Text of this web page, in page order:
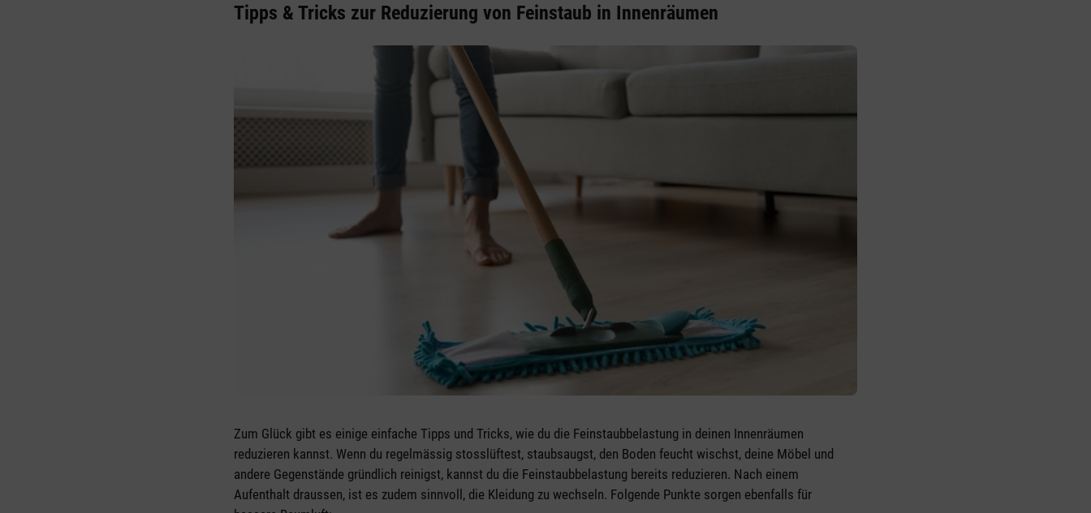
Tipps & Tricks zur Reduzierung von Feinstaub in Innenräumen
Zum Glück gibt es einige einfache Tipps und Tricks, wie du die Feinstaubbelastung in deinen Innenräumen
reduzieren kannst. Wenn du regelmässig stosslüftest, staubsaugst, den Boden feucht wischst, deine Möbel und
andere Gegenstände gründlich reinigst, kannst du die Feinstaubbelastung bereits reduzieren. Nach einem
Aufenthalt draussen, ist es zudem sinnvoll, die Kleidung zu wechseln. Folgende Punkte sorgen ebenfalls für